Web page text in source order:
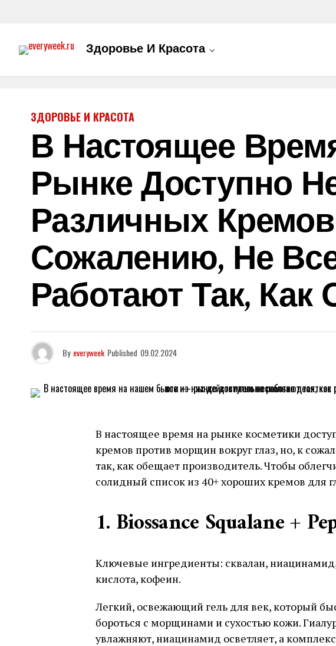
Здоровье И Красота
ЗДОРОВЬЕ И КРАСОТА
В Настоящее
Рынке Доступно
Различных
Сожалению, Не
Работают Так,
By everyweek Published 09.02.2024
В настоящее время на рынке косметики
кремов против морщин вокруг глаз, но, к
так, как обещает производитель. Чтобы
солидный список из 40+ хороших кремов для
1. Biossance Squalane +
Ключевые ингредиенты: сквалан,
кислота, кофеин.
Легкий, освежающий гель для век, который
бороться с морщинами и сухостью кожи.
увлажняют, ниацинамид осветляет, а